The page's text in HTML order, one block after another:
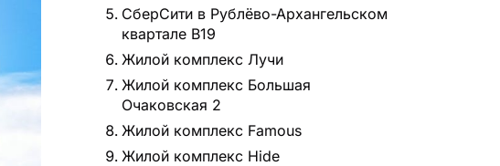
СберСити в Рублёво-Архангельском
квартале В19
Жилой комплекс Лучи
Жилой комплекс Большая
Очаковская 2
Жилой комплекс Famous
Жилой комплекс Hide